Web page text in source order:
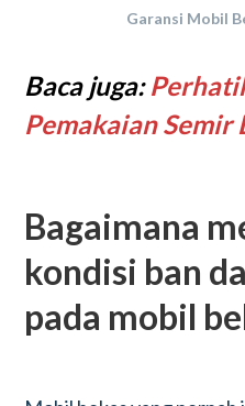
Garansi Mobil
Baca juga:
Pemakaian Semir
Bagaimana
kondisi ban
pada mobil